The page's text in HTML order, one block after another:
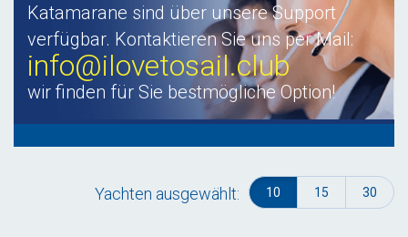
Katamarane sind über unsere Support
verfügbar. Kontaktieren Sie uns per Mail:
info@ilovetosail.club
wir finden für Sie bestmögliche Option!
Yachten ausgewählt: 10 15 30